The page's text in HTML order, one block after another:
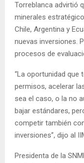
Torreblanca advirtió
minerales
Chile, Argentina y
nuevas inversiones.
procesos de
“La oportunidad que
permisos, acelerar
sea el caso, o la no
bajar estándares,
competir también
inversiones”, dijo al
Presidenta de la